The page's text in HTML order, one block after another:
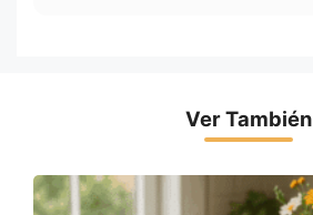
Ver También